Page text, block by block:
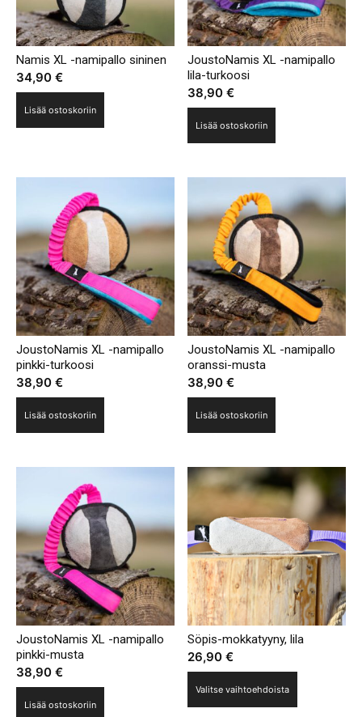
Namis XL -namipallo sininen
34,90 €
Lisää ostoskoriin
JoustoNamis XL -namipallo
lila-turkoosi
38,90€
Lisää ostoskoriin
JoustoNamis XL -namipallo
pinkki-turkoosi
38,90 €
Lisää ostoskoriin
JoustoNamis XL -namipallo
oranssi-musta
38,90€
Lisää ostoskoriin
JoustoNamis XL -namipallo
pinkki-musta
38,90 €
Lisää ostoskoriin
Söpis-mokkatyyny, lila
26,90€
Valitse vaihtoehdoista